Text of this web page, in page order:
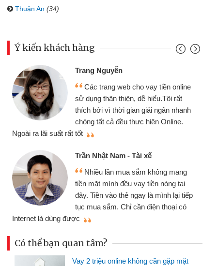
Thuận An (34)
Ý kiến khách hàng
Trang Nguyễn
Các trang web cho vay tiền online
sử dụng thân thiện, dễ hiểu.Tôi rất
thích bởi vì thời gian giải ngân nhanh
chóng tất cả đều thực hiện Online.
Ngoài ra lãi suất rất tốt
Trần Nhật Nam - Tài xế
Nhiều lần mua sắm không mang
tiền mặt mình đều vay tiền nóng tại
đây. Tiền vào thẻ ngay là mình lại tiếp
tục mua sắm. Chỉ cần điện thoại có
Internet là dùng được
Có thể bạn quan tâm?
Vay 2 triệu online không cần gặp mặt